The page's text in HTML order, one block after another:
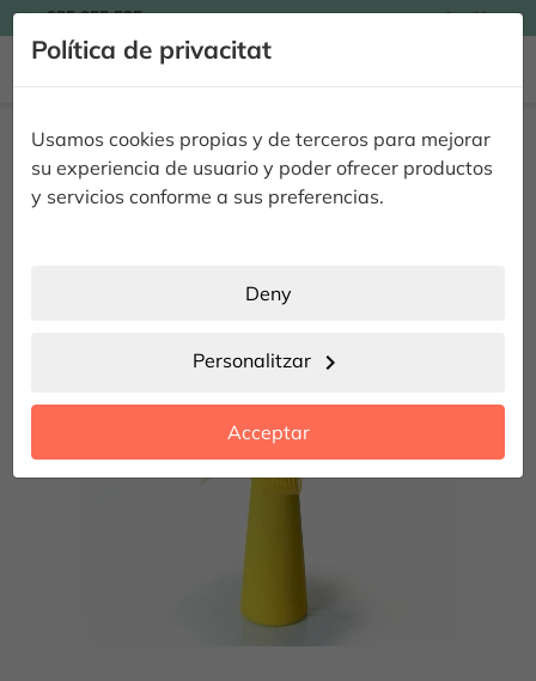
Política de privacitat
Usamos cookies propias y de terceros para mejorar
su experiencia de usuario y poder ofrecer productos
y servicios conforme a sus preferencias.
Deny
Personalitzar chevron_right
Acceptar
935 955 525 Catalán
Bouquet Gerberas Unicolor